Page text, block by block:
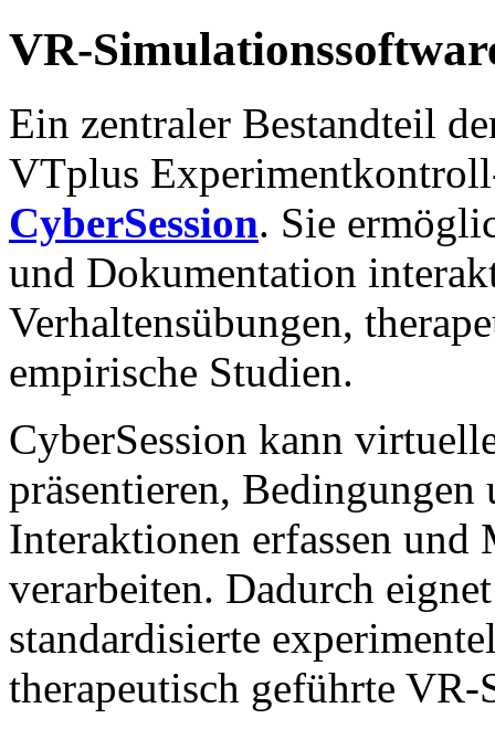
VR-
Ein zentraler Bestandteil
VTplus
CyberSession. Sie
und Dokumentation
Verhaltensübungen,
empirische Studien.
CyberSession kann
präsentieren, Bedingungen
Interaktionen erfassen und
verarbeiten. Dadurch
standardisierte
therapeutisch geführte VR-